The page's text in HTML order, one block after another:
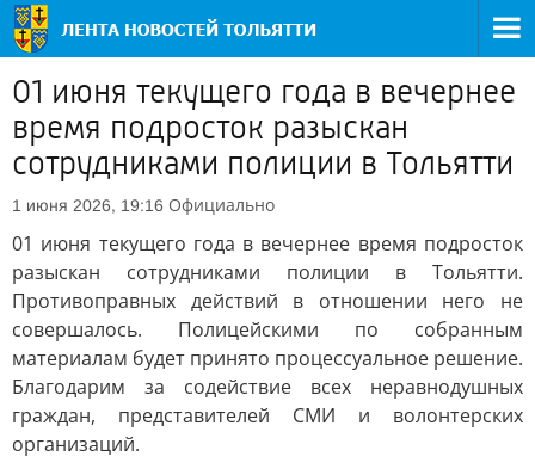
01 июня текущего года в вечернее
время подросток разыскан
сотрудниками полиции в Тольятти
1 июня 2026, 19:16 Официально
01 июня текущего года в вечернее время подросток
разыскан сотрудниками полиции в Тольятти.
Противоправных действий в отношении него не
совершалось. Полицейскими по собранным
материалам будет принято процессуальное решение.
Благодарим за содействие всех неравнодушных
граждан, представителей СМИ и волонтерских
организаций.